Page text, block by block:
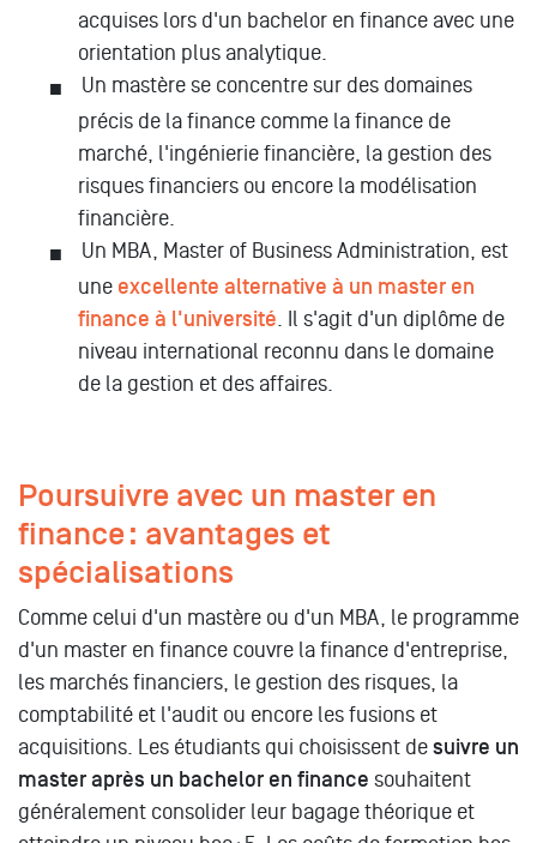
acquises lors d'un bachelor en finance avec une
orientation plus analytique.
Un mastère se concentre sur des domaines
précis de la finance comme la finance de
marché, l'ingénierie financière, la gestion des
risques financiers ou encore la modélisation
financière.
Un MBA, Master of Business Administration, est
une excellente alternative à un master en
finance à l'université. Il s'agit d'un diplôme de
niveau international reconnu dans le domaine
de la gestion et des affaires.
Poursuivre avec un master en
finance : avantages et
spécialisations
Comme celui d'un mastère ou d'un MBA, le programme
d'un master en finance couvre la finance d'entreprise,
les marchés financiers, le gestion des risques, la
comptabilité et l'audit ou encore les fusions et
acquisitions. Les étudiants qui choisissent de suivre un
master après un bachelor en finance souhaitent
généralement consolider leur bagage théorique et